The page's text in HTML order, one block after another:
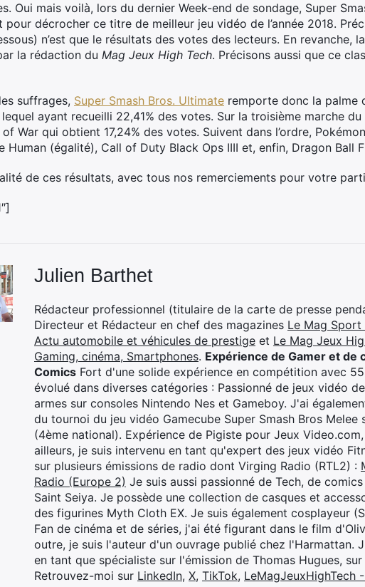
Oui mais voilà, lors du dernier Week-end de sondage, Super
pour décrocher ce titre de meilleur jeu vidéo de l’année 2018.
n’est que le résultats des votes des lecteurs. En revanche,
la rédaction du Mag Jeux High Tech. Précisons aussi que ce
suffrages, Super Smash Bros. Ultimate remporte donc la palme
ayant recueilli 22,41% des votes. Sur la troisième marche
of War qui obtient 17,24% des votes. Suivent dans l’ordre,
Human (égalité), Call of Duty Black Ops IIII et, enfin, Dragon Ball
de ces résultats, avec tous nos remerciements pour votre
Julien Barthet
Rédacteur professionnel (titulaire de la carte de presse
Directeur et Rédacteur en chef des magazines Le Mag Sport
Actu automobile et véhicules de prestige et Le Mag Jeux
Gaming, cinéma, Smartphones. Expérience de Gamer et de
Comics Fort d'une solide expérience en compétition avec
évolué dans diverses catégories : Passionné de jeux vidéo
armes sur consoles Nintendo Nes et Gameboy. J'ai
du tournoi du jeu vidéo Gamecube Super Smash Bros Melee
(4ème national). Expérience de Pigiste pour Jeux
ailleurs, je suis intervenu en tant qu'expert des jeux vidéo
sur plusieurs émissions de radio dont Virging Radio (RTL2) :
Radio (Europe 2) Je suis aussi passionné de Tech, de
Saint Seiya. Je possède une collection de casques et
des figurines Myth Cloth EX. Je suis également cosplayeur
Fan de cinéma et de séries, j'ai été figurant dans le film
outre, je suis l'auteur d'un ouvrage publié chez l'Harmattan.
en tant que spécialiste sur l'émission de Thomas Hugues,
Retrouvez-moi sur LinkedIn, X, TikTok, LeMagJeuxHighTech